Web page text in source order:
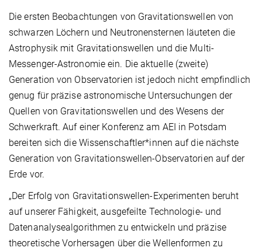
Die ersten Beobachtungen von Gravitationswellen von
schwarzen Löchern und Neutronensternen läuteten die
Astrophysik mit Gravitationswellen und die Multi-
Messenger-Astronomie ein. Die aktuelle (zweite)
Generation von Observatorien ist jedoch nicht empfindlich
genug für präzise astronomische Untersuchungen der
Quellen von Gravitationswellen und des Wesens der
Schwerkraft. Auf einer Konferenz am AEI in Potsdam
bereiten sich die Wissenschaftler*innen auf die nächste
Generation von Gravitationswellen-Observatorien auf der
Erde vor.
„Der Erfolg von Gravitationswellen-Experimenten beruht
auf unserer Fähigkeit, ausgefeilte Technologie- und
Datenanalysealgorithmen zu entwickeln und präzise
theoretische Vorhersagen über die Wellenformen zu